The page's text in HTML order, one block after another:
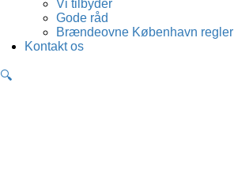
Vi tilbyder
Gode råd
Brændeovne København regler
Kontakt os
🔍